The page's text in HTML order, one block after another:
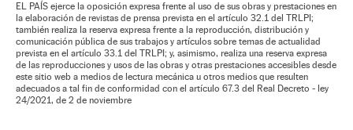
EL PAÍS ejerce la oposición expresa frente al uso de sus obras y prestaciones en
la elaboración de revistas de prensa prevista en el artículo 32.1 del TRLPI;
también realiza la reserva expresa frente a la reproducción, distribución y
comunicación pública de sus trabajos y artículos sobre temas de actualidad
prevista en el artículo 33.1 del TRLPI; y, asimismo, realiza una reserva expresa
de las reproducciones y usos de las obras y otras prestaciones accesibles desde
este sitio web a medios de lectura mecánica u otros medios que resulten
adecuados a tal fin de conformidad con el artículo 67.3 del Real Decreto - ley
24/2021, de 2 de noviembre